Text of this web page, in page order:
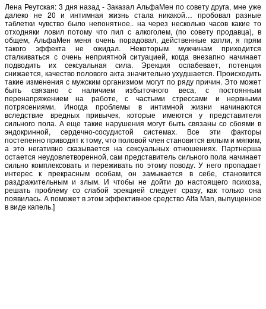
Лена Реутская: 3 дня назад - Заказал АльфаМен по совету друга, мне уже
далеко не 20 и интимная жизнь стала никакой… пробовал разные
таблетки чувство было непонятное.. на через несколько часов какие то
отходняки ловил потому что пил с алкоголем, (по совету продавца), в
общем, АльфаМен меня очень порадовал, действенные капли, я прям
такого эффекта не ожидал. Некоторым мужчинам приходится
сталкиваться с очень неприятной ситуацией, когда внезапно начинает
подводить их сексуальная сила. Эрекция ослабевает, потенция
снижается, качество полового акта значительно ухудшается. Происходить
такие изменения с мужским организмом могут по ряду причин. Это может
быть связано с наличием избыточного веса, с постоянным
перенапряжением на работе, с частыми стрессами и нервными
потрясениями. Иногда проблемы в интимной жизни начинаются
вследствие вредных привычек, которые имеются у представителя
сильного пола. А еще такие нарушения могут быть связаны со сбоями в
эндокринной, сердечно-сосудистой системах. Все эти факторы
постепенно приводят к тому, что половой член становится вялым и мягким,
а это негативно сказывается на сексуальных отношениях. Партнерша
остается неудовлетворенной, сам представитель сильного пола начинает
сильно комплексовать и переживать по этому поводу. У него пропадает
интерес к прекрасным особам, он замыкается в себе, становится
раздражительным и злым. И чтобы не дойти до настоящего психоза,
решать проблему со слабой эрекцией следует сразу, как только она
появилась. А поможет в этом эффективное средство Alfa Man, выпущенное
в виде капель.]